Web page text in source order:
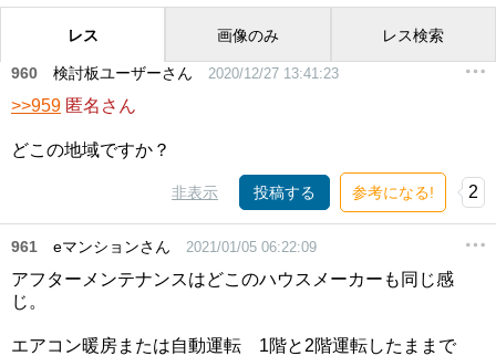
レス 画像のみ レス検索
960 検討板ユーザーさん 2020/12/27 13:41:23
>>959 匿名さん
どこの地域ですか？
非表示 投稿する 参考になる! 2
961 eマンションさん 2021/01/05 06:22:09
アフターメンテナンスはどこのハウスメーカーも同じ感
じ。
エアコン暖房または自動運転 1階と2階運転したままで